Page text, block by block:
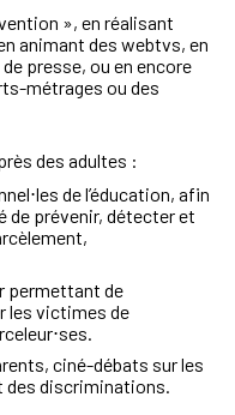
», en réalisant
animant des webtvs, en
presse, ou en encore
métrages ou des
des adultes :
de l’éducation, afin
de prévenir, détecter et
permettant de
les victimes de
ciné-débats sur les
des discriminations.